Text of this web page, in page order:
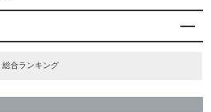
総合ランキング